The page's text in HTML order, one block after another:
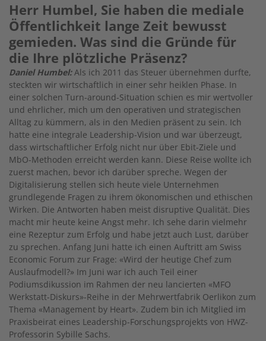
Herr Humbel, Sie haben die mediale
Öffentlichkeit lange Zeit bewusst
gemieden. Was sind die Gründe für
die Ihre plötzliche Präsenz?
Daniel Humbel:Als ich 2011 das Steuer übernehmen durfte,
steckten wir wirtschaftlich in einer sehr heiklen Phase. In
einer solchen Turn-around-Situation schien es mir wertvoller
und ehrlicher, mich um den operativen und strategischen
Alltag zu kümmern, als in den Medien präsent zu sein. Ich
hatte eine integrale Leadership-Vision und war überzeugt,
dass wirtschaftlicher Erfolg nicht nur über Ebit-Ziele und
MbO-Methoden erreicht werden kann. Diese Reise wollte ich
zuerst machen, bevor ich darüber spreche. Wegen der
Digitalisierung stellen sich heute viele Unternehmen
grundlegende Fragen zu ihrem ökonomischen und ethischen
Wirken. Die Antworten haben meist disruptive Qualität. Dies
macht mir heute keine Angst mehr. Ich sehe darin vielmehr
eine Rezeptur zum Erfolg und habe jetzt auch Lust, darüber
zu sprechen. Anfang Juni hatte ich einen Auftritt am Swiss
Economic Forum zur Frage: «Wird der heutige Chef zum
Auslaufmodell?» Im Juni war ich auch Teil einer
Podiumsdikussion im Rahmen der neu lancierten «MFO
Werkstatt-Diskurs»-Reihe in der Mehrwertfabrik Oerlikon zum
Thema «Management by Heart». Zudem bin ich Mitglied im
Praxisbeirat eines Leadership-Forschungsprojekts von HWZ-
Professorin Sybille Sachs.